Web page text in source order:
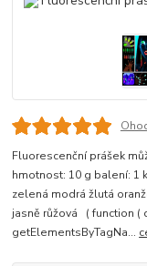
Fluorescenční prášek
hmotnost: 10 g balení: 1
zelená modrá žlutá
jasně růžová ( function (
getElementsByTagNa...